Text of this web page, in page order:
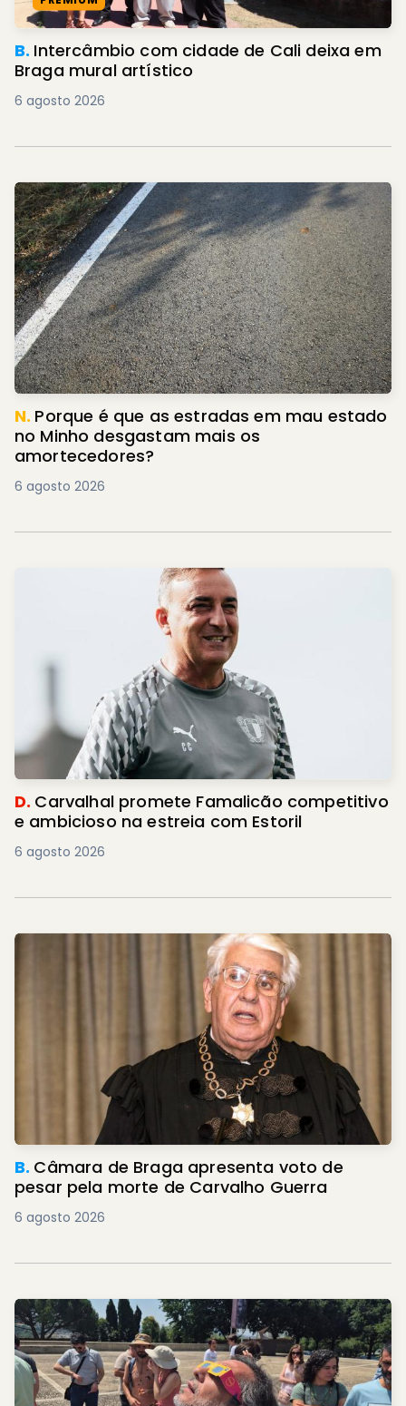
B. Intercâmbio com cidade de Cali deixa em
Braga mural artístico
6 agosto 2026
N. Porque é que as estradas em mau estado
no Minho desgastam mais os
amortecedores?
6 agosto 2026
D. Carvalhal promete Famalicão competitivo
e ambicioso na estreia com Estoril
6 agosto 2026
B. Câmara de Braga apresenta voto de
pesar pela morte de Carvalho Guerra
6 agosto 2026